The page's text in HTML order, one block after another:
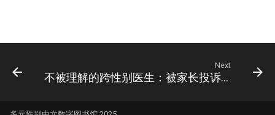
Next
不被理解的跨性别医生：被家长投诉“带坏孩子”，诊室时有冲突